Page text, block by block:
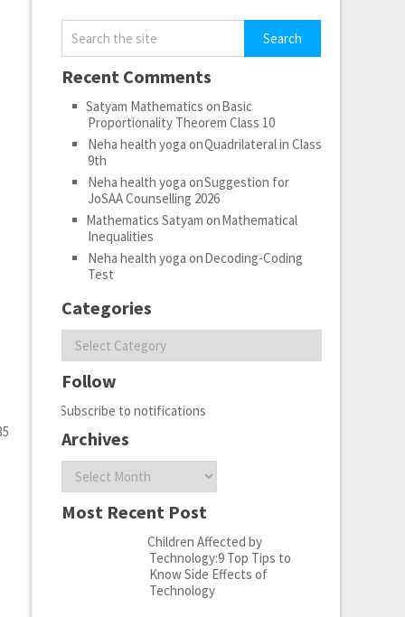
Recent Comments
Satyam Mathematics onBasic
Proportionality Theorem Class 10
Neha health yoga onQuadrilateral in Class
9th
Neha health yoga onSuggestion for
JoSAA Counselling 2026
Mathematics Satyam onMathematical
Inequalities
Neha health yoga onDecoding-Coding
Test
Categories
Categories
Follow
Subscribe to notifications
Archives
Archives
Most Recent Post
Children Affected by
Technology:9 Top Tips to
Know Side Effects of
Technology